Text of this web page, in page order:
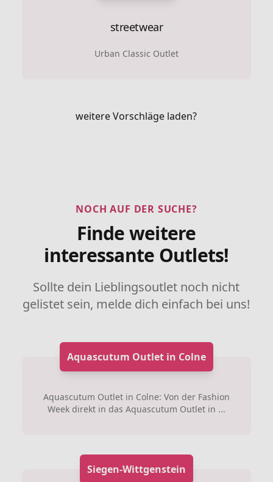
streetwear
Urban Classic Outlet
weitere Vorschläge laden?
NOCH AUF DER SUCHE?
Finde weitere
interessante Outlets!
Sollte dein Lieblingsoutlet noch nicht
gelistet sein, melde dich einfach bei uns!
Aquascutum Outlet in Colne
Aquascutum Outlet in Colne: Von der Fashion
Week direkt in das Aquascutum Outlet in ...
Siegen-Wittgenstein